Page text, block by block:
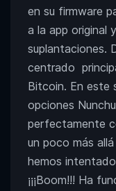
en su firmware
a la app original
suplantaciones.
centrado
Bitcoin. En este
opciones
perfectamente
un poco más
hemos
¡¡¡Boom!!! Ha